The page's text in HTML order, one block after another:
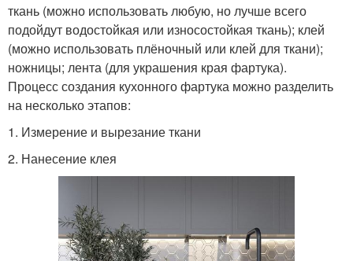
ткань (можно использовать любую, но лучше всего
подойдут водостойкая или износостойкая ткань); клей
(можно использовать плёночный или клей для ткани);
ножницы; лента (для украшения края фартука).
Процесс создания кухонного фартука можно разделить
на несколько этапов:
1. Измерение и вырезание ткани
2. Нанесение клея